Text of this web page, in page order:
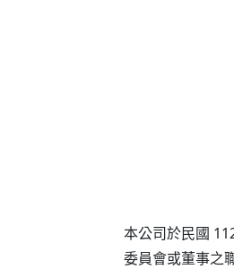
本公司於民國
委員會或董事之